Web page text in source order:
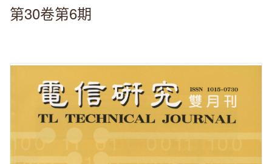
第30卷第6期